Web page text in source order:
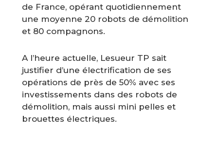
de France, opérant quotidiennement
une moyenne 20 robots de démolition
et 80 compagnons.
A l’heure actuelle, Lesueur TP sait
justifier d’une électrification de ses
opérations de près de 50% avec ses
investissements dans des robots de
démolition, mais aussi mini pelles et
brouettes électriques.